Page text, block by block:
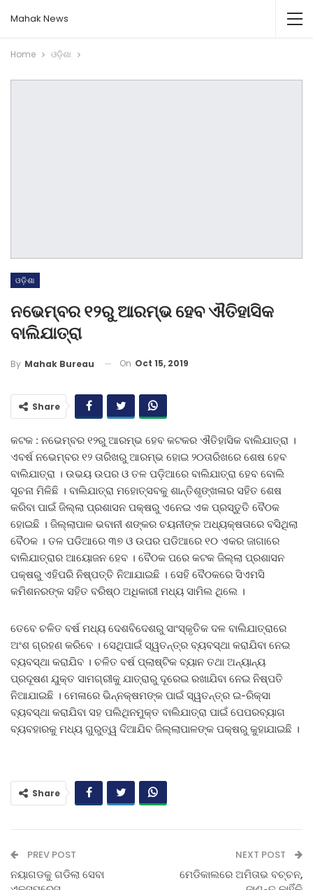
Mahak News
Home ଓଡ଼ିଶା
ଓଡ଼ିଶା
ନଭେମ୍ବର ୧୨ରୁ ଆରମ୍ଭ ହେବ ଐତିହାସିକ
ବାଲିଯାତ୍ରା
By Mahak Bureau On Oct 15, 2019
Share
କଟକ : ନଭେମ୍ବର ୧୨ରୁ ଆରମ୍ଭ ହେବ କଟକର ଐତିହାସିକ ବାଲିଯାତ୍ରା ।
ଏବର୍ଷ ନଭେମ୍ବର ୧୨ ତାରିଖରୁ ଆରମ୍ଭ ହୋଇ ୨୦ତାରିଖରେ ଶେଷ ହେବ
ବାଲିଯାତ୍ରା । ଉଭୟ ଉପର ଓ ତଳ ପଡ଼ିଆରେ ବାଲିଯାତ୍ରା ହେବ ବୋଲି
ସୂଚନା ମିଳିଛି । ବାଲିଯାତ୍ରା ମହୋତ୍ସବକୁ ଶାନ୍ତିଶୃଙ୍ଖଳାର ସହିତ ଶେଷ
କରିବା ପାଇଁ ଜିଲ୍ଲା ପ୍ରଶାସନ ପକ୍ଷରୁ ଏନେଇ ଏକ ପ୍ରସ୍ତୁତି ବୈଠକ
ହୋଇଛି । ଜିଲ୍ଲାପାଳ ଭବାନୀ ଶଙ୍କର ଚୟନୀଙ୍କ ଅଧ୍ୟକ୍ଷତାରେ ବସିଥିଲା
ବୈଠକ । ତଳ ପଡିଆରେ ୩୭ ଓ ଉପର ପଡିଆରେ ୧୦ ଏକର ଜାଗାରେ
ବାଲିଯାତ୍ରାର ଆୟୋଜନ ହେବ । ବୈଠକ ପରେ କଟକ ଜିଲ୍ଲା ପ୍ରଶାସନ
ପକ୍ଷରୁ ଏହିପରି ନିଷ୍ପତ୍ତି ନିଆଯାଇଛି । ସେହି ବୈଠକରେ ସିଏମସି
କମିଶନରଙ୍କ ସହିତ ବରିଷ୍ଠ ଅଧିକାରୀ ମଧ୍ୟ ସାମିଲ ଥିଲେ ।
ତେବେ ଚଳିତ ବର୍ଷ ମଧ୍ୟ ଦେଶବିଦେଶରୁ ସାଂସ୍କୃତିକ ଦଳ ବାଲିଯାତ୍ରାରେ
ଅଂଶ ଗ୍ରହଣ କରିବେ । ସେଥିପାଇଁ ସ୍ୱତନ୍ତ୍ର ବ୍ୟବସ୍ଥା କରାଯିବା ନେଇ
ବ୍ୟବସ୍ଥା କରାଯିବ । ଚଳିତ ବର୍ଷ ପ୍ଲାଷ୍ଟିକ ବ୍ୟାନ ତଥା ଅନ୍ୟାନ୍ୟ
ପ୍ରଦୂଷଣ ଯୁକ୍ତ ସାମଗ୍ରୀକୁ ଯାତ୍ରାରୁ ଦୂରେଇ ରଖାଯିବା ନେଇ ନିଷ୍ପତି
ନିଆଯାଇଛି । ମେଳାରେ ଭିନ୍ନକ୍ଷମଙ୍କ ପାଇଁ ସ୍ୱତନ୍ତ୍ର ଇ-ରିକ୍ସା
ବ୍ୟବସ୍ଥା କରାଯିବା ସହ ପଲିଥିନମୁକ୍ତ ବାଲିଯାତ୍ରା ପାଇଁ ପେପରବ୍ୟାଗ
ବ୍ୟବହାରକୁ ମଧ୍ୟ ଗୁରୁତ୍ୱ ଦିଆଯିବ ଜିଲ୍ଲାପାଳଙ୍କ ପକ୍ଷରୁ କୁହାଯାଇଛି ।
Share
PREV POST
ନୟାଗଡକୁ ଗଡିଲା ସେବା
NEXT POST
ମେଡିକାଲରେ ଅମିତାଭ ବଚ୍ଚନ,